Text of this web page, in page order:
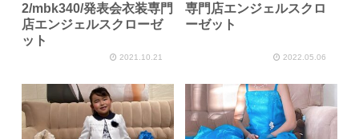
2/mbk340/発表会衣装専門
店エンジェルスクローゼ
ット
2021.10.21
専門店エンジェルスクロ
ーゼット
2022.05.06